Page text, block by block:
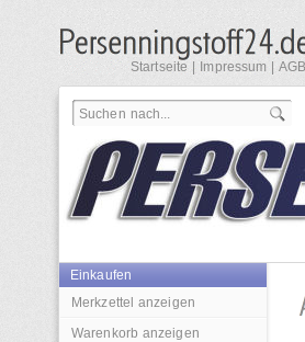
Startseite| Impressum AGB
Einkaufen
Merkzettel anzeigen
Warenkorb anzeigen